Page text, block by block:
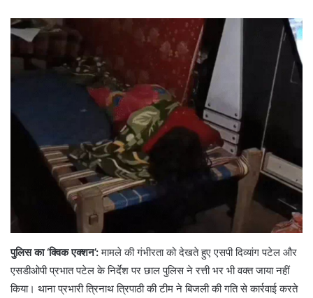
पुलिस का ‘क्विक एक्शन’:मामले की गंभीरता को देखते हुए एसपी दिव्यांग पटेल और
एसडीओपी प्रभात पटेल के निर्देश पर छाल पुलिस ने रत्ती भर भी वक्त जाया नहीं
किया। थाना प्रभारी त्रिनाथ त्रिपाठी की टीम ने बिजली की गति से कार्रवाई करते